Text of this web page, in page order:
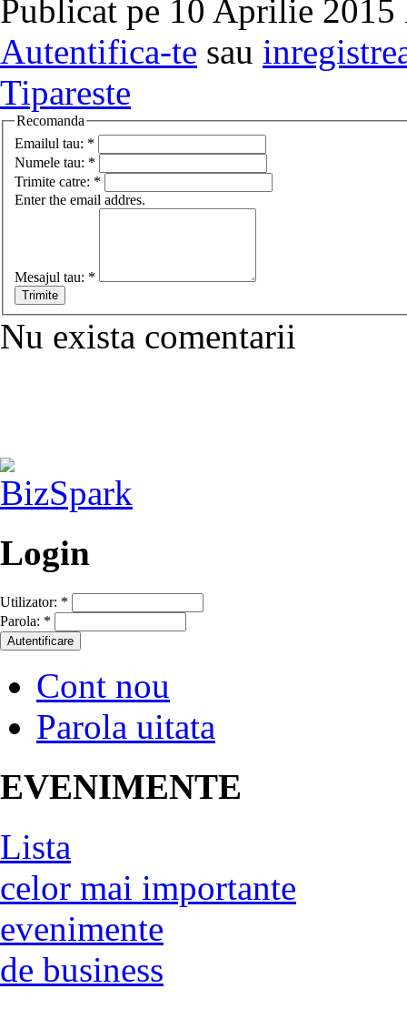
Publicat pe 10 Aprilie 2015
Autentifica-te sau
Tipareste
Recomanda
Emailul tau: *
Numele tau: *
Trimite catre: *
Enter the email addres.
Mesajul tau: *
Nu exista comentarii
Login
Utilizator: *
Parola: *
Cont nou
Parola uitata
EVENIMENTE
Lista
celor mai importante
evenimente
de business